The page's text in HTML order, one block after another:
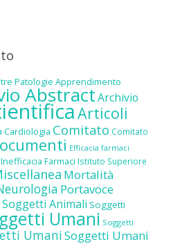
Patologie Apprendimento
AbstractArchivio
Articoli
Cardiologia Comitato Comitato
Efficacia farmaci
Inefficacia Farmaci Istituto Superiore
Mortalità
Portavoce
Soggetti Animali Soggetti
Umani Soggetti
UmaniSoggetti Umani